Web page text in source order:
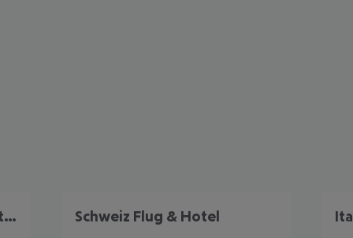
Frühbucher Angebote Deutschland Schweiz Flug & Hotel